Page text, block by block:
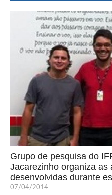
Grupo de pesquisa do
Jacarezinho organiza as
desenvolvidas durante
07/04/2014